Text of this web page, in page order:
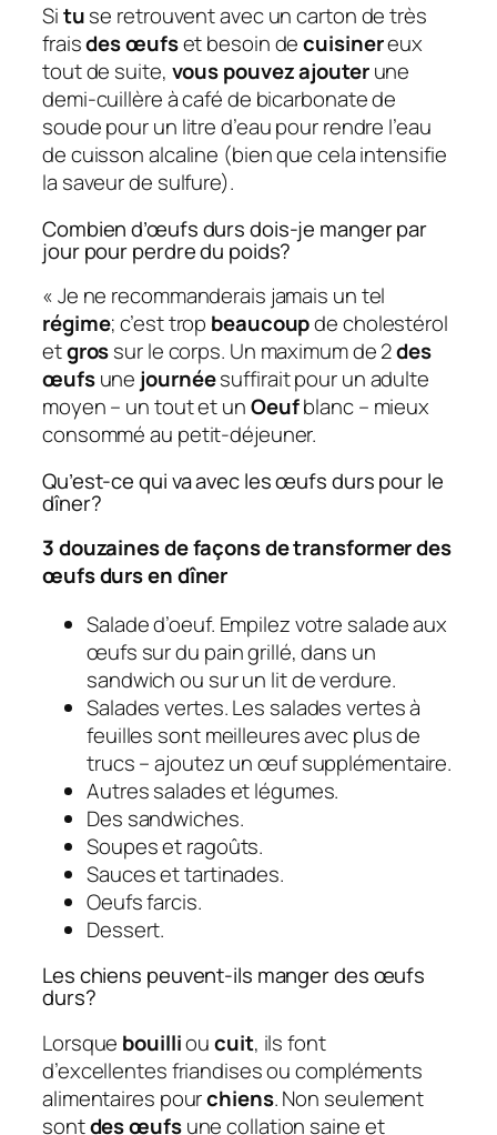
Situse retrouvent avec un carton de très
fraisdes œufset besoin decuisinereux
tout de suite, vous pouvez ajouterune
demi-cuillère à café de bicarbonate de
soude pour un litre d’eau pour rendre l’eau
de cuisson alcaline (bien que cela intensifie
la saveur de sulfure).
Combien d’œufs durs dois-je manger par
jour pour perdre du poids?
« Je ne recommanderais jamais un tel
régime; c’est trop beaucoupde cholestérol
etgrossur le corps. Un maximum de 2des
œufsune journéesuffirait pour un adulte
moyen – un tout et unOeufblanc – mieux
consommé au petit-déjeuner.
Qu’est-ce qui va avec les œufs durs pour le
dîner?
3 douzaines de façons de transformer des
œufs durs en dîner
Salade d’oeuf. Empilez votre salade aux
œufs sur du pain grillé, dans un
sandwich ou sur un lit de verdure.
Salades vertes. Les salades vertes à
feuilles sont meilleures avec plus de
trucs – ajoutez un œuf supplémentaire.
Autres salades et légumes.
Des sandwiches.
Soupes et ragoûts.
Sauces et tartinades.
Oeufs farcis.
Dessert.
Les chiens peuvent-ils manger des œufs
durs?
Lorsque bouillioucuit, ils font
d’excellentes friandises ou compléments
alimentaires pourchiens. Non seulement
sontdes œufsune collation saine et